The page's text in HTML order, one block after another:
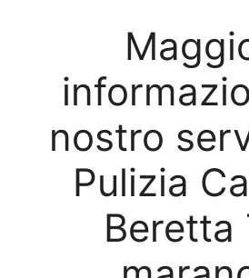
nostro
Pulizia
Beretta